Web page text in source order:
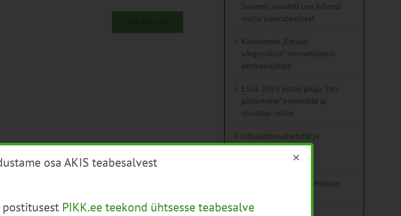
Soomes avaldati uus juhend
mulla parandamisest
Käsiraamat „Erksad
võrgustikud“ innovatsiooni
eestvedajatele
ESEE 2025 esitas pilgu “hea
põllumehe” kuvandile ja
nõustaja rollile
Isikukaitsevahendid ja
ohutusnõuded
taimekaitsetöödel
Mida näitavad toiduohutuse
osa AKIS teabesalvest
PIKK.ee teekond ühtsesse teabesalve